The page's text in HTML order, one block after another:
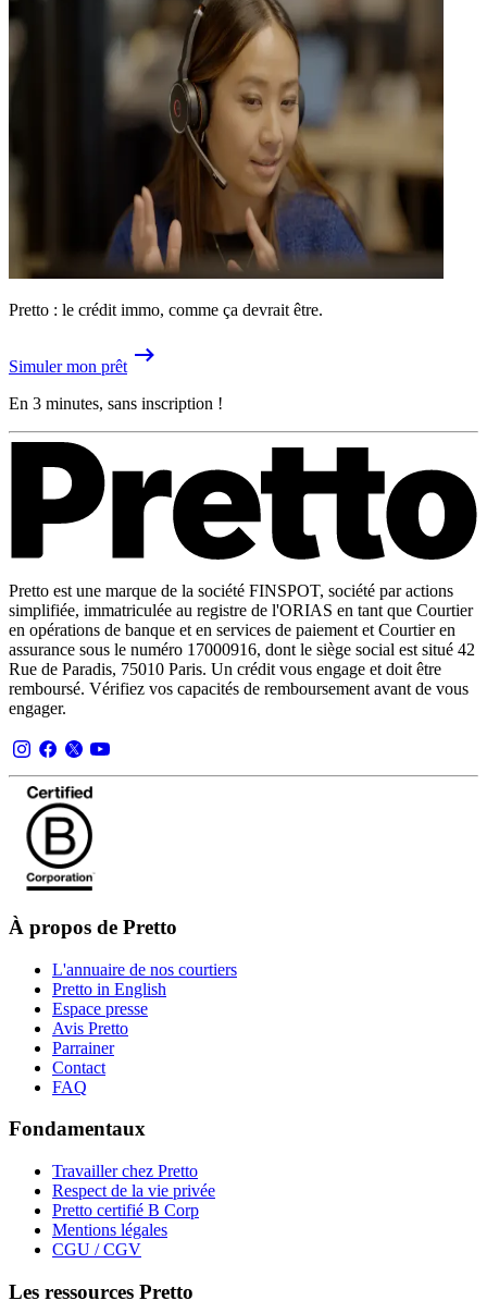
Pretto : le crédit immo, comme ça devrait être.
Simuler mon prêt
En 3 minutes, sans inscription !
Pretto est une marque de la société FINSPOT, société par actions
simplifiée, immatriculée au registre de l'ORIAS en tant que Courtier
en opérations de banque et en services de paiement et Courtier en
assurance sous le numéro 17000916, dont le siège social est situé 42
Rue de Paradis, 75010 Paris. Un crédit vous engage et doit être
remboursé. Vérifiez vos capacités de remboursement avant de vous
engager.
À propos de Pretto
L'annuaire de nos courtiers
Pretto in English
Espace presse
Avis Pretto
Parrainer
Contact
FAQ
Fondamentaux
Travailler chez Pretto
Respect de la vie privée
Pretto certifié B Corp
Mentions légales
CGU / CGV
Les ressources Pretto